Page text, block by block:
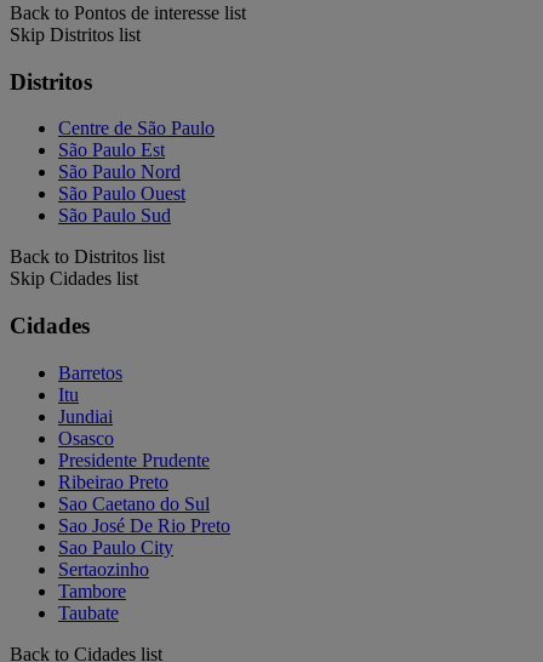
Back to Pontos de interesse list
Skip Distritos list
Distritos
Centre de São Paulo
São Paulo Est
São Paulo Nord
São Paulo Ouest
São Paulo Sud
Back to Distritos list
Skip Cidades list
Cidades
Barretos
Itu
Jundiai
Osasco
Presidente Prudente
Ribeirao Preto
Sao Caetano do Sul
Sao José De Rio Preto
Sao Paulo City
Sertaozinho
Tambore
Taubate
Back to Cidades list